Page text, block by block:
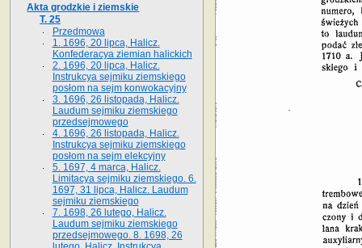
Akta grodzkie i ziemskie
T. 25
Przedmowa
1. 1696, 20 lipca, Halicz.
Konfederacya ziemian halickich
2. 1696, 20 lipca, Halicz.
Instrukcya sejmiku ziemskiego
posłom na sejm konwokacyjny
3. 1696, 26 listopada, Halicz.
Laudum sejmiku ziemskiego
przedsejmowego
4. 1696, 26 listopada, Halicz.
Instrukcya sejmiku ziemskiego
posłom na sejm elekcyjny
5. 1697, 4 marca, Halicz.
Limitacya sejmiku ziemskiego. 6.
1697, 31 lipca, Halicz. Laudum
sejmiku ziemskiego
7. 1698, 26 lutego, Halicz.
Laudum sejmiku ziemskiego
przedsejmowego. 8. 1698, 26